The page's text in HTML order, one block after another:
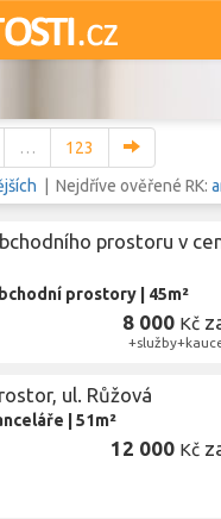
Domy Pozemky
…
123
| Nejdříve ověřené RK:
prostoru v
prostory 45m²
8 000 Kč
ul. Růžová
|51m²
12 000 Kč